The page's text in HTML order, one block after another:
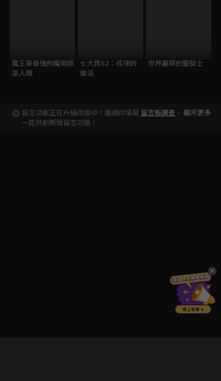
魔王軍最強的魔術師
是人類
七大罪S2：戒律的
復活
世界盡頭的聖騎士
留言功能正在升級改版中！邀請你填寫 留言板調查 ，
一起共創新版留言功能！
顯示更多